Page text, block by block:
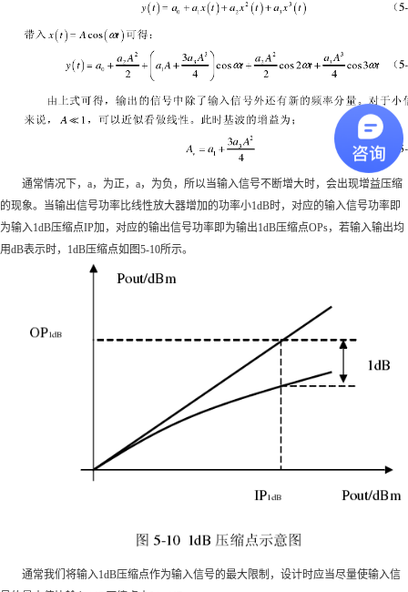
通常情况下，a，为正，a，为负，所以当输入信号不断增大时，会出现增益压缩
的现象。当输出信号功率比线性放大器增加的功率小1dB时，对应的输入信号功率即
为输入1dB压缩点IP加，对应的输出信号功率即为输出1dB压缩点OPs，若输入输出均
用dB表示时，1dB压缩点如图5-10所示。
通常我们将输入1dB压缩点作为输入信号的最大限制，设计时应当尽量使输入信